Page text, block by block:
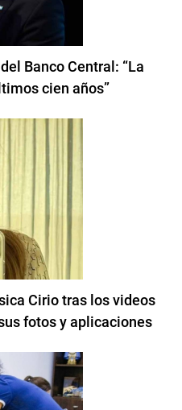
Banco Central: “La
cien años”
Cirio tras los videos
fotos y aplicaciones